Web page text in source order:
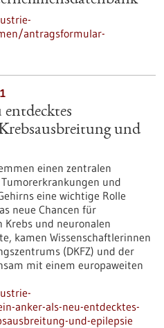
antragsformular-
und
einen zentralen
und
eine wichtige Rolle
neue Chancen für
Krebs und neuronalen
kamen Wissenschaftlerinnen
(DKFZ) und der
mit einem europaweiten
anker-als-neu-entdecktes-
und-epilepsie